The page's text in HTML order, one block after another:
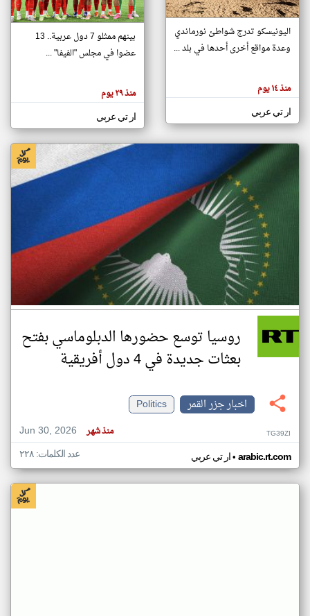
تغيير الدولة
اخبار جزر القمر على مدار الساعة
أهم اخبار جزر القمر العاجلة والمباشرة
هنا عن
وجهة
كاتبيها.
اليونيسكو تدرج شواطئ نورماندي
وعدة مواقع أخرى أحدها في بلد ...
منذ ١٤ يوم
ار تي عربي
بينهم ممثلو 7 دول عربية.. 13
عضوا في مجلس "الفيفا" ...
منذ ٢٩ يوم
ار تي عربي
روسيا توسع حضورها الدبلوماسي بفتح
بعثات جديدة في 4 دول أفريقية
اخبار جزر القمر
Politics
Jun 30, 2026
منذ شهر TG39ZI
ار تي عربي• arabic.rt.com عدد الكلمات: ٢٢٨
klyoum.com